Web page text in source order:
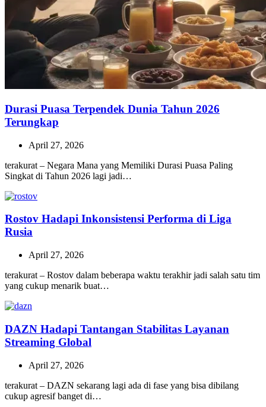
Durasi Puasa Terpendek Dunia Tahun 2026
Terungkap
April 27, 2026
terakurat – Negara Mana yang Memiliki Durasi Puasa Paling
Singkat di Tahun 2026 lagi jadi…
Rostov Hadapi Inkonsistensi Performa di Liga
Rusia
April 27, 2026
terakurat – Rostov dalam beberapa waktu terakhir jadi salah satu tim
yang cukup menarik buat…
DAZN Hadapi Tantangan Stabilitas Layanan
Streaming Global
April 27, 2026
terakurat – DAZN sekarang lagi ada di fase yang bisa dibilang
cukup agresif banget di…